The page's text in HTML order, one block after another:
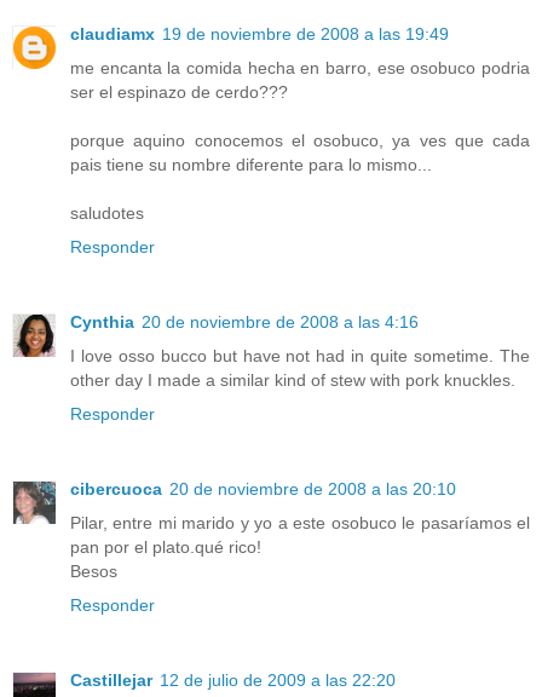
claudiamx 19 de noviembre de 2008 a las 19:49
me encanta la comida hecha en barro, ese osobuco podria
ser el espinazo de cerdo???
porque aquino conocemos el osobuco, ya ves que cada
pais tiene su nombre diferente para lo mismo...
saludotes
Responder
Cynthia 20 de noviembre de 2008 a las 4:16
I love osso bucco but have not had in quite sometime. The
other day I made a similar kind of stew with pork knuckles.
Responder
cibercuoca 20 de noviembre de 2008 a las 20:10
Pilar, entre mi marido y yo a este osobuco le pasaríamos el
pan por el plato.qué rico!
Besos
Responder
Castillejar 12 de julio de 2009 a las 22:20